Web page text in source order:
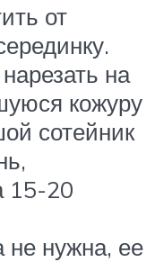
от
на
кожуру
сотейник
15-20
не нужна, ее